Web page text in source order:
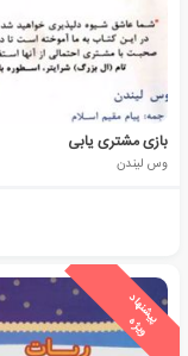
بازی مشتری یابی
وس لیندن
پ
ی
ش
ن
ه
ا
د
و
ی
ژ
ه